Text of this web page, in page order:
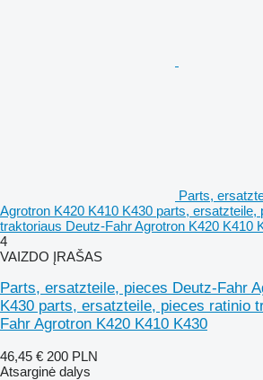
Parts,
Agrotron K420 K410 K430 parts, ersatzteile,
traktoriaus Deutz-Fahr Agrotron K420 K410
4
VAIZDO ĮRAŠAS
Parts, ersatzteile, pieces Deutz-Fahr
K430 parts, ersatzteile, pieces ratinio
Fahr Agrotron K420 K410 K430
46,45 € 200 PLN
Atsarginė dalys